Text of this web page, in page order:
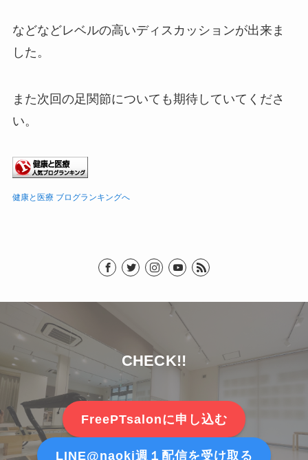
などなどレベルの高いディスカッションが出来ま
した。
また次回の足関節についても期待していてくださ
い。
健康と医療 ブログランキングへ
CHECK!!
FreePTsalonに申し込む
LINE@naoki週１配信を受け取る